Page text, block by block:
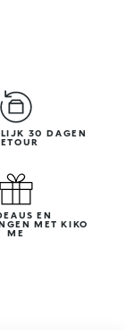
30 DAGEN
EN
MET KIKO
ME